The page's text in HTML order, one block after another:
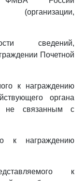
(организации,
сведений,
Почетной
к награждению
органа
не связанным с
к награждению
к